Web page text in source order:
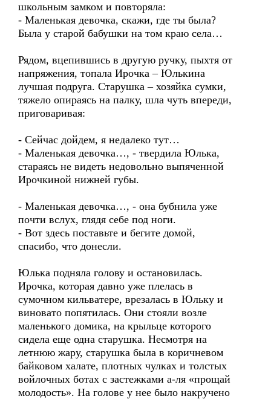
школьным замком и повторяла:
- Маленькая девочка, скажи, где ты была?
Была у старой бабушки на том краю села…
Рядом, вцепившись в другую ручку, пыхтя от
напряжения, топала Ирочка – Юлькина
лучшая подруга. Старушка – хозяйка сумки,
тяжело опираясь на палку, шла чуть впереди,
приговаривая:
- Сейчас дойдем, я недалеко тут…
- Маленькая девочка…, - твердила Юлька,
стараясь не видеть недовольно выпяченной
Ирочкиной нижней губы.
- Маленькая девочка…, - она бубнила уже
почти вслух, глядя себе под ноги.
- Вот здесь поставьте и бегите домой,
спасибо, что донесли.
Юлька подняла голову и остановилась.
Ирочка, которая давно уже плелась в
сумочном кильватере, врезалась в Юльку и
виновато попятилась. Они стояли возле
маленького домика, на крыльце которого
сидела еще одна старушка. Несмотря на
летнюю жару, старушка была в коричневом
байковом халате, плотных чулках и толстых
войлочных ботах с застежками а-ля «прощай
молодость». На голове у нее было накручено